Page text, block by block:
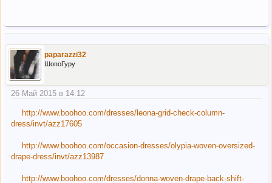
paparazzi32
ШопоГуру
26 Май 2015 в 14:12
http://www.boohoo.com/dresses/leona-grid-check-column-
dress/invt/azz17605
http://www.boohoo.com/occasion-dresses/olypia-woven-oversized-
drape-dress/invt/azz13987
http://www.boohoo.com/dresses/donna-woven-drape-back-shift-